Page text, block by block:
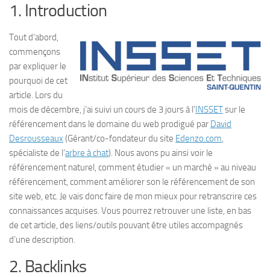
1. Introduction
Tout d’abord,
commençons
par expliquer le
pourquoi de cet
article. Lors du
mois de décembre, j’ai suivi un cours de 3 jours à l’INSSETsur le
référencement dans le domaine du web prodigué par David
Desrousseaux (Gérant/co-fondateur du site Edenzo.com,
spécialiste de l’arbre à chat). Nous avons pu ainsi voir le
référencement naturel, comment étudier « un marché » au niveau
référencement, comment améliorer son le référencement de son
site web, etc. Je vais donc faire de mon mieux pour retranscrire ces
connaissances acquises. Vous pourrez retrouver une liste, en bas
de cet article, des liens/outils pouvant être utiles accompagnés
d’une description.
2. Backlinks